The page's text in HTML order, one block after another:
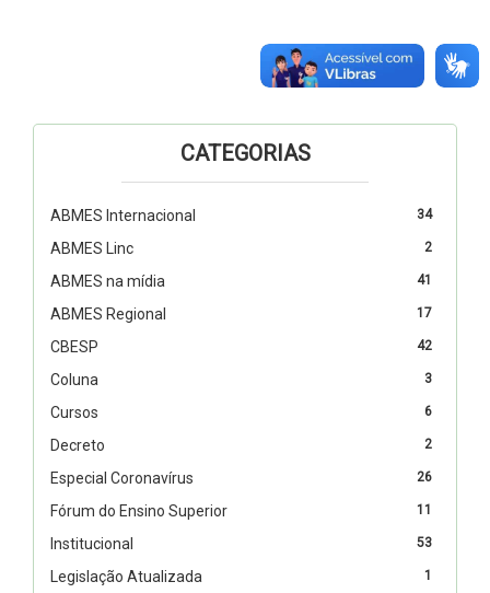
CATEGORIAS
34
ABMES Internacional
2
ABMES Linc
41
ABMES na mídia
17
ABMES Regional
42
CBESP
3
Coluna
6
Cursos
2
Decreto
26
Especial Coronavírus
11
Fórum do Ensino Superior
53
Institucional
1
Legislação Atualizada